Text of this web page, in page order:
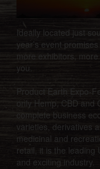
Ideally located just
year’s event
more exhibitors,
you.
Product Earth Expo-
only Hemp, CBD and
complete business
varieties, derivatives
medicinal and
retail, it is the leading
and exciting industry.